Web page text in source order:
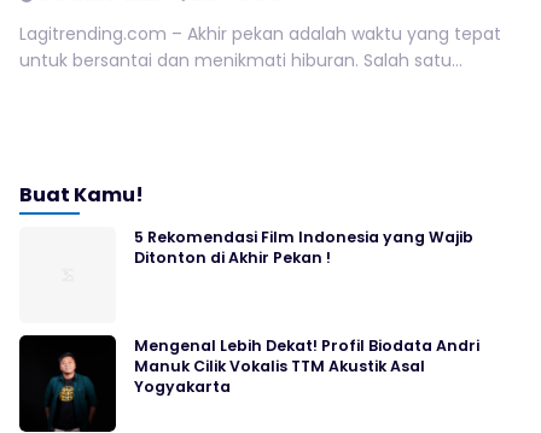
Lagitrending.com – Akhir pekan adalah waktu yang tepat
untuk bersantai dan menikmati hiburan. Salah satu...
Buat Kamu!
5 Rekomendasi Film Indonesia yang Wajib
Ditonton di Akhir Pekan !
Mengenal Lebih Dekat! Profil Biodata Andri
Manuk Cilik Vokalis TTM Akustik Asal
Yogyakarta